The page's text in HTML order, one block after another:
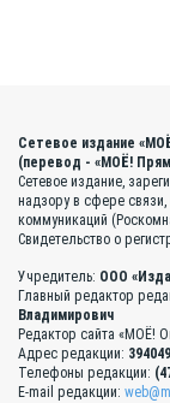
Сетевое издание
(перевод - «МОЁ!
Сетевое издание,
надзору в сфере
коммуникаций
Свидетельство о
Учредитель: ООО
Главный редактор
Владимирович
Редактор сайта «МОЁ!
Адрес редакции:
Телефоны редакции:
E-mail редакции: